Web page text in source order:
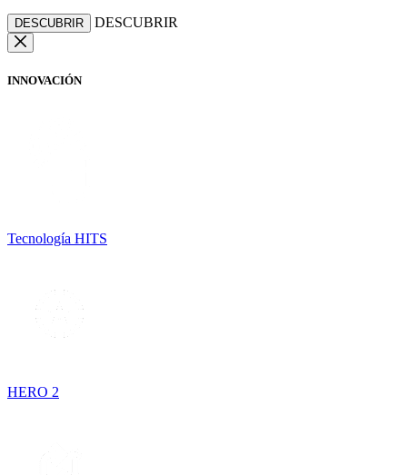
DESCUBRIR DESCUBRIR
INNOVACIÓN
Tecnología HITS
HERO 2